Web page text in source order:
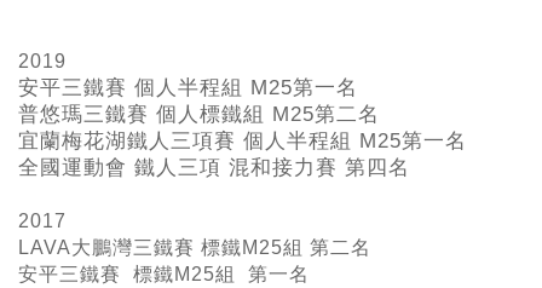
2019
安平三鐵賽 個人半程組 M25第一名
普悠瑪三鐵賽 個人標鐵組 M25第二名
宜蘭梅花湖鐵人三項賽 個人半程組 M25第一名
全國運動會 鐵人三項 混和接力賽 第四名
2017
LAVA大鵬灣三鐵賽 標鐵M25組 第二名
安平三鐵賽 標鐵M25組 第一名